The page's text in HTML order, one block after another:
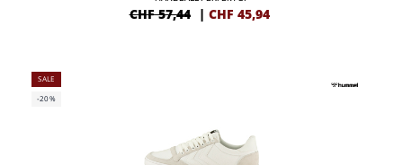
CHF 57,44 | CHF 45,94
SALE
-20%